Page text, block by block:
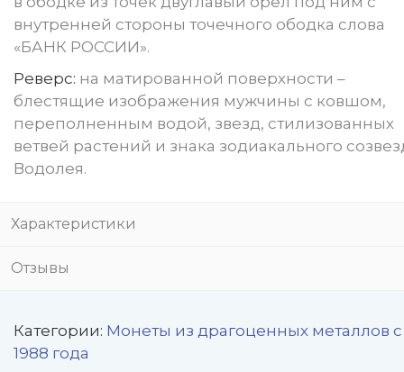
внутренней стороны точечного ободка слова
«БАНК РОССИИ».
Реверс: на матированной поверхности –
блестящие изображения мужчины с ковшом,
переполненным водой, звезд, стилизованных
ветвей растений и знака зодиакального
Водолея.
Характеристики
Отзывы
Категории: Монеты из драгоценных металлов с
1988 года